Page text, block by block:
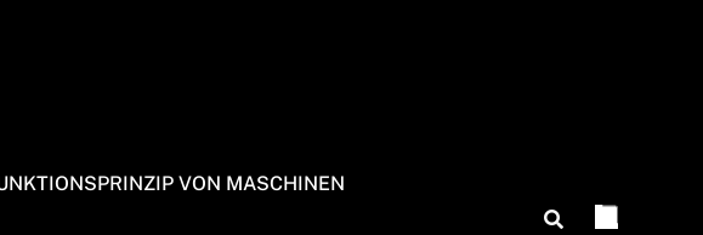
VON MASCHINEN